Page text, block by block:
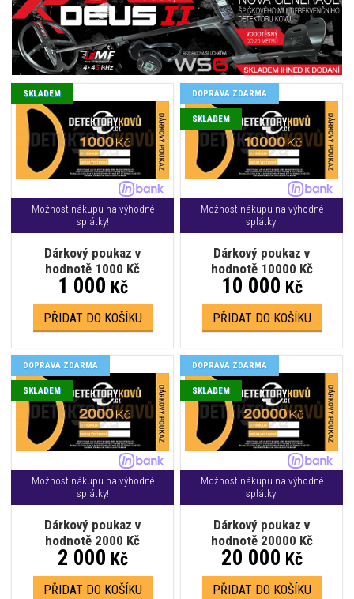
Možnost nákupu na výhodné
splátky!
Dárkový poukaz v
hodnotě 1000 Kč
SKLADEM
1 000 Kč
PŘIDAT DO KOŠÍKU
Možnost nákupu na výhodné
splátky!
Dárkový poukaz v
hodnotě 10000 Kč
DOPRAVA ZDARMA
SKLADEM
10 000 Kč
PŘIDAT DO KOŠÍKU
Možnost nákupu na výhodné
splátky!
Dárkový poukaz v
hodnotě 2000 Kč
DOPRAVA ZDARMA
SKLADEM
2 000 Kč
PŘIDAT DO KOŠÍKU
Možnost nákupu na výhodné
splátky!
Dárkový poukaz v
hodnotě 20000 Kč
DOPRAVA ZDARMA
SKLADEM
20 000 Kč
PŘIDAT DO KOŠÍKU